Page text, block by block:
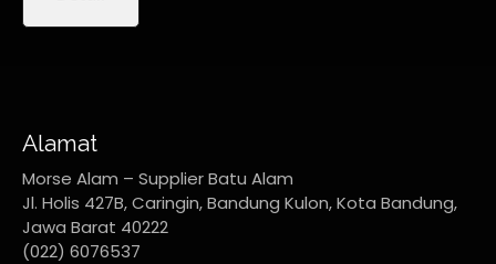
Alamat
Morse Alam – Supplier Batu Alam
Jl. Holis 427B, Caringin, Bandung Kulon, Kota Bandung,
Jawa Barat 40222
(022) 6076537